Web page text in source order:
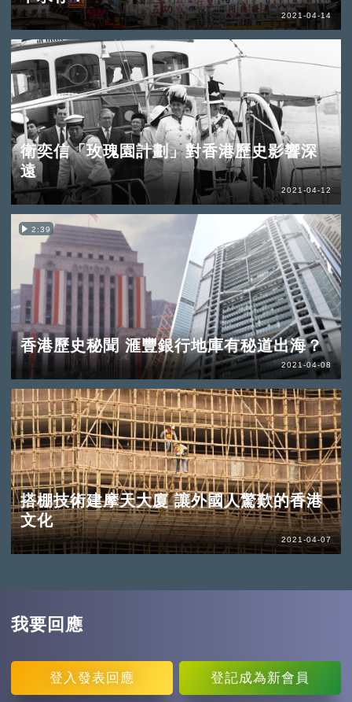
2021-04-14
衛奕信「玫瑰園計劃」對香港歷史影響深
遠
2021-04-12
2:39
香港歷史秘聞 滙豐銀行地庫有秘道出海？
2021-04-08
搭棚技術建摩天大廈 讓外國人驚歎的香港
文化
2021-04-07
我要回應
登入 發表回應 登記成為新會員